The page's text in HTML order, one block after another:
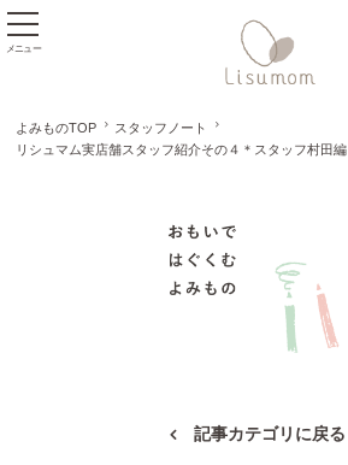
メニュー
よみものTOP
スタッフノート
リシュマム実店舗スタッフ紹介その４＊スタッフ村田編
記事カテゴリに戻る